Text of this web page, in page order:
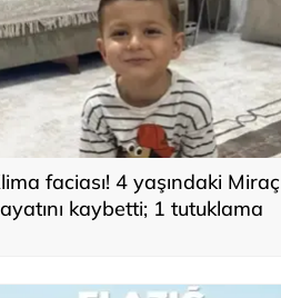
faciası! 4 yaşındaki Miraç
kaybetti; 1 tutuklama